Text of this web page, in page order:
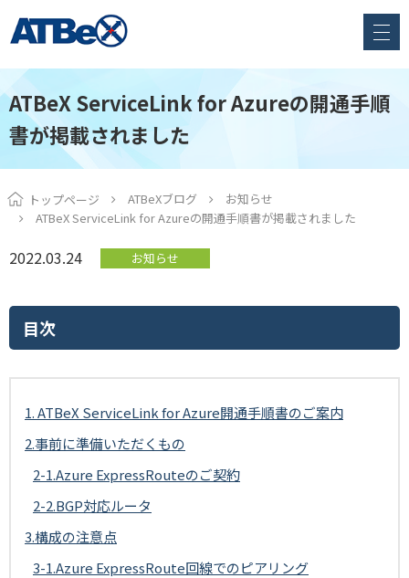
ATBeX ServiceLink for Azureの開通手順
書が掲載されました
トップページ ATBeXブログ
お知らせ
ATBeX ServiceLink for Azureの開通手順書が掲載されました
2022.03.24 お知らせ
目次
1. ATBeX ServiceLink for Azure開通手順書のご案内
2.事前に準備いただくもの
2-1.Azure ExpressRouteのご契約
2-2.BGP対応ルータ
3.構成の注意点
3-1.Azure ExpressRoute回線でのピアリング